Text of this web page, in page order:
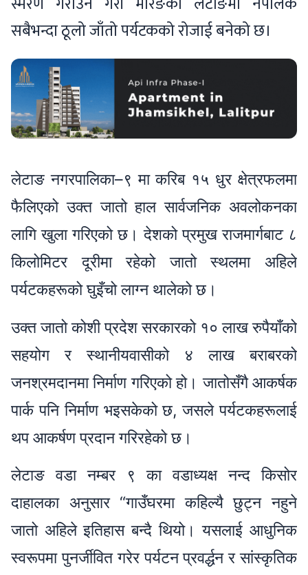
सबैभन्दा ठूलो जाँतो पर्यटकको रोजाई बनेको छ।
लेटाङ नगरपालिका–९ मा करिब १५ धुर क्षेत्रफलमा
फैलिएको उक्त जातो हाल सार्वजनिक अवलोकनका
लागि खुला गरिएको छ। देशको प्रमुख राजमार्गबाट ८
किलोमिटर दूरीमा रहेको जातो स्थलमा अहिले
पर्यटकहरूको घुइँचो लाग्न थालेको छ।
उक्त जातो कोशी प्रदेश सरकारको १० लाख रुपैयाँको
सहयोग र स्थानीयवासीको ४ लाख बराबरको
जनश्रमदानमा निर्माण गरिएको हो। जातोसँगै आकर्षक
पार्क पनि निर्माण भइसकेको छ, जसले पर्यटकहरूलाई
थप आकर्षण प्रदान गरिरहेको छ।
लेटाङ वडा नम्बर ९ का वडाध्यक्ष नन्द किसोर
दाहालका अनुसार “गाउँघरमा कहिल्यै छुट्न नहुने
जातो अहिले इतिहास बन्दै थियो। यसलाई आधुनिक
स्वरूपमा पुनर्जीवित गरेर पर्यटन प्रवर्द्धन र सांस्कृतिक